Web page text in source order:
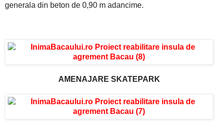
generala din beton de 0,90 m adancime.
AMENAJARE SKATEPARK